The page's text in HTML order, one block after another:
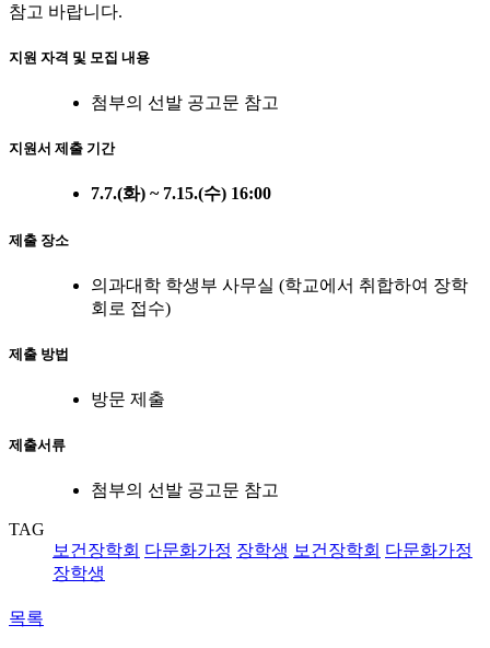
참고 바랍니다.
지원 자격 및 모집 내용
첨부의 선발 공고문 참고
지원서 제출 기간
7.7.(화) ~ 7.15.(수) 16:00
제출 장소
의과대학 학생부 사무실 (학교에서 취합하여 장학
회로 접수)
제출 방법
방문 제출
제출서류
첨부의 선발 공고문 참고
TAG
보건장학회 다문화가정 장학생 보건장학회 다문화가정
장학생
목록